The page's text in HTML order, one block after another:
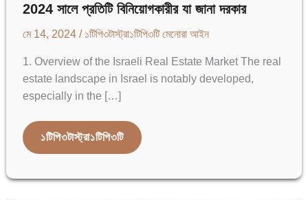
2024 সালে প্রতিটি বিনিয়োগকারীর যা জানা দরকার
মে 14, 2024 / ১টিপি৩টাস্ট্রা১টিপি৩টি মেনোরা আইন
1. Overview of the Israeli Real Estate Market The real
estate landscape in Israel is notably developed,
especially in the […]
ইস্রায়েলে
বিনিয়োগের
১টিপি৩টাস্ট্রা১টিপি৩টি